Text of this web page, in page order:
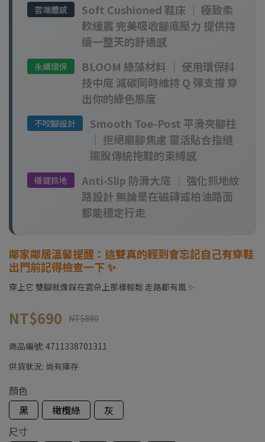
鞋 夾腳柱不痛 台灣涼拖鞋品牌
雲端體感
Soft Cushioned 鞋床 ｜ 極致柔
軟緩震 完美吸收腳底壓力 提供持
續一整天的舒適感
永續環保
BLOOM 綠藻材料 ｜ 使用環保科
技中底 減碳同時維持 Q 彈支撐 穿
出你的綠色態度
不咬腳設計
Smooth Toe-Post 平滑夾腳柱
｜ 拒絕磨腳焦慮 靈活貼合指縫
擺脫傳統拖鞋的束縛感
穩健抓地
Anti-Slip 防滑大底 ｜ 強化抓地紋
路設計 無論是在磁磚或柏油路面
都能穩定行走
鄰家鄰居溫馨提醒：這雙真的輕到會忘記自己有穿鞋
出門前記得檢查一下 ✨
穿上它 雙腳就像踩在雲朵上那樣輕鬆 走路都有風 ✨
NT$690 NT$880
商品編號: 4711338701311
供貨狀況: 尚有庫存
顏色
黑
橄欖綠
灰
尺寸